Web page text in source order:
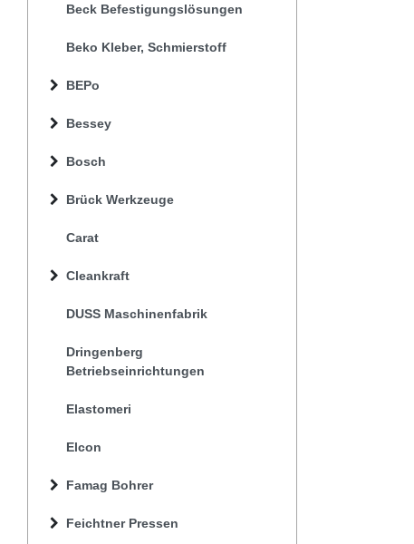
Beck Befestigungslösungen
Beko Kleber, Schmierstoff
BEPo
Bessey
Bosch
Brück Werkzeuge
Carat
Cleankraft
DUSS Maschinenfabrik
Dringenberg
Betriebseinrichtungen
Elastomeri
Elcon
Famag Bohrer
Feichtner Pressen